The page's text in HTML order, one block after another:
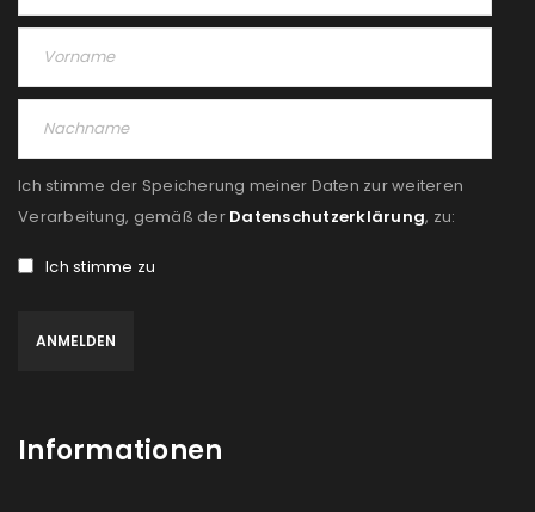
Ich stimme der Speicherung meiner Daten zur weiteren
Verarbeitung, gemäß der Datenschutzerklärung, zu:
Ich stimme zu
Informationen